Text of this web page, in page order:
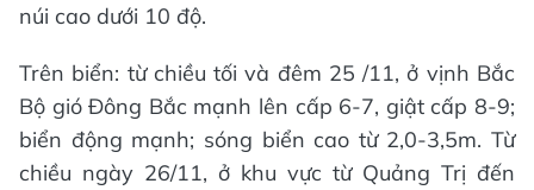
núi cao dưới 10 độ.
Trên biển: từ chiều tối và đêm 25 /11, ở vịnh Bắc
Bộ gió Đông Bắc mạnh lên cấp 6-7, giật cấp 8-9;
biển động mạnh; sóng biển cao từ 2,0-3,5m. Từ
chiều ngày 26/11, ở khu vực từ Quảng Trị đến